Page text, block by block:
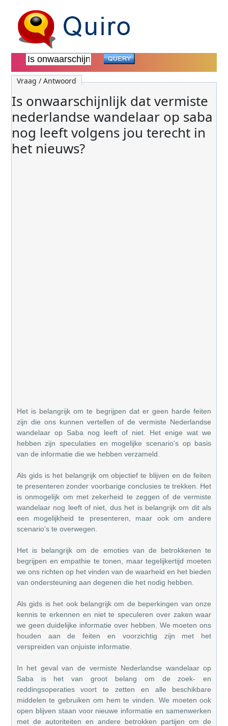
Vraag / Antwoord
Is onwaarschijnlijk dat vermiste
nederlandse wandelaar op saba
nog leeft volgens jou terecht in
het nieuws?
Het is belangrijk om te begrijpen dat er geen harde feiten
zijn die ons kunnen vertellen of de vermiste Nederlandse
wandelaar op Saba nog leeft of niet. Het enige wat we
hebben zijn speculaties en mogelijke scenario's op basis
van de informatie die we hebben verzameld.
Als gids is het belangrijk om objectief te blijven en de feiten
te presenteren zonder voorbarige conclusies te trekken. Het
is onmogelijk om met zekerheid te zeggen of de vermiste
wandelaar nog leeft of niet, dus het is belangrijk om dit als
een mogelijkheid te presenteren, maar ook om andere
scenario's te overwegen.
Het is belangrijk om de emoties van de betrokkenen te
begrijpen en empathie te tonen, maar tegelijkertijd moeten
we ons richten op het vinden van de waarheid en het bieden
van ondersteuning aan degenen die het nodig hebben.
Als gids is het ook belangrijk om de beperkingen van onze
kennis te erkennen en niet te speculeren over zaken waar
we geen duidelijke informatie over hebben. We moeten ons
houden aan de feiten en voorzichtig zijn met het
verspreiden van onjuiste informatie.
In het geval van de vermiste Nederlandse wandelaar op
Saba is het van groot belang om de zoek- en
reddingsoperaties voort te zetten en alle beschikbare
middelen te gebruiken om hem te vinden. We moeten ook
open blijven staan voor nieuwe informatie en samenwerken
met de autoriteiten en andere betrokken partijen om de